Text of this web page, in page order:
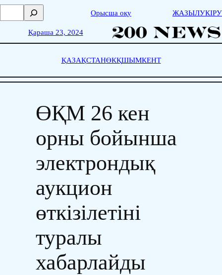
Skip
о
с
Орысша оқу ЖАЗЫЛУКІРУ
Қараша 23, 2024
ҚАЗАҚСТАНӨКҚШЫМКЕНТ
ӨҚМ 26 кен
орны бойынша
электрондық
аукцион
өткізілетіні
туралы
хабарлайды